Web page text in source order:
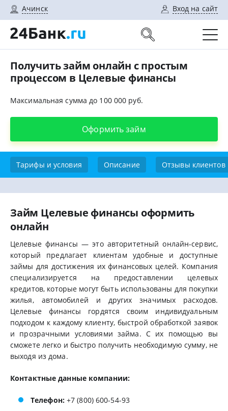
Ачинск Вход на сайт
Получить займ онлайн с простым
процессом в Целевые финансы
Максимальная сумма до 100 000 руб.
Оформить займ
Тарифы и условия Описание Отзывы клиентов
Займ Целевые финансы оформить
онлайн
Целевые финансы — это авторитетный онлайн-сервис,
который предлагает клиентам удобные и доступные
займы для достижения их финансовых целей. Компания
специализируется на предоставлении целевых
кредитов, которые могут быть использованы для покупки
жилья, автомобилей и других значимых расходов.
Целевые финансы гордятся своим индивидуальным
подходом к каждому клиенту, быстрой обработкой заявок
и прозрачными условиями займа. С их помощью вы
сможете легко и быстро получить необходимую сумму, не
выходя из дома.
Контактные данные компании:
Телефон:+7 (800) 600-54-93